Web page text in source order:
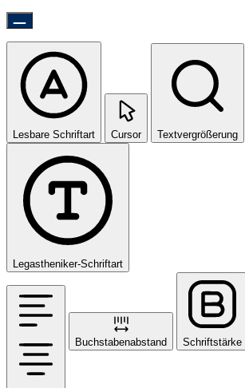
Lesbare Schriftart Cursor Textvergrößerung
Legastheniker-Schriftart
Buchstabenabstand Schriftstärke